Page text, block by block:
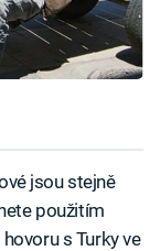
jsou stejně
použitím
s Turky ve